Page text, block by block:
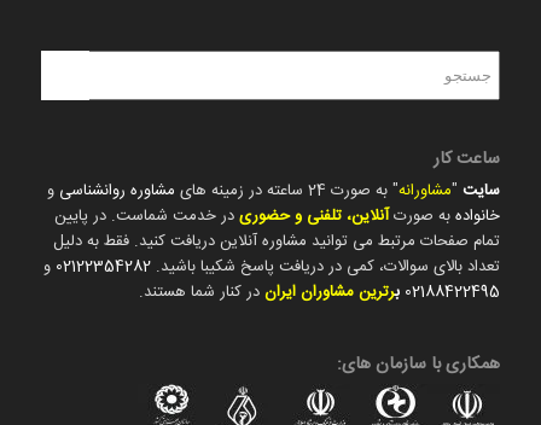
ساعت کار
سایت"مشاورانه" به صورت 24 ساعته در زمینه های مشاوره روانشناسی و
خانوادهبه صورتآنلاین، تلفنی و حضوریدر خدمت شماست. در پایین
تمام صفحات مرتبط می توانید مشاوره آنلاین دریافت کنید. فقط به دلیل
تعداد بالای سوالات، کمی در دریافت پاسخ شکیبا باشید. 02122354282 و
02188422495 برترین مشاوران ایراندر کنار شما هستند.
همکاری با سازمان های: